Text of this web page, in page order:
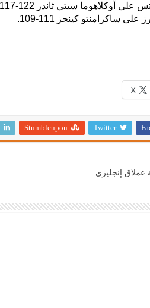
ساكرامنتو كينجز 111-109.
X
Twitter
Stumbleupon
عملاق إنجليزي